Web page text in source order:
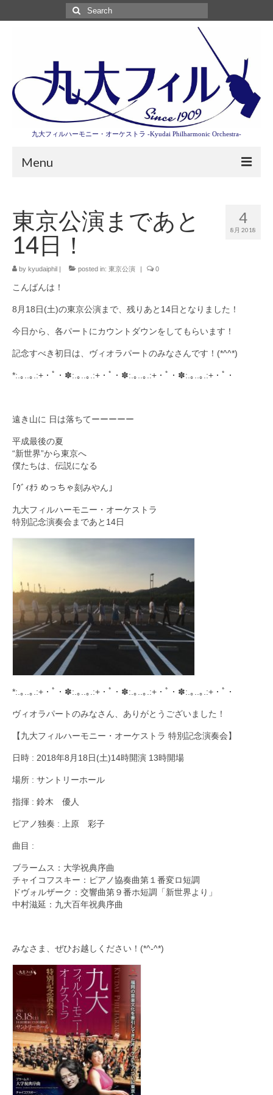
Search
for:
九大フィルハーモニー・オーケストラ -Kyudai Philharmonic Orchestra-
Menu
演奏会情報
卒業記念演奏会2027
九大フィルとは
九大フィルの歴史
出張演奏
団員専用ページ
4
8月 2018
東京公演まであと
14日！
by kyudaiphil posted in: 東京公演 0
こんばんは！
8月18日(土)の東京公演まで、残りあと14日となりました！
今日から、各パートにカウントダウンをしてもらいます！
記念すべき初日は、ヴィオラパートのみなさんです！(*^^*)
*:.｡..｡.:+・ﾟ・✽:.｡..｡.:+・ﾟ・✽:.｡..｡.:+・ﾟ・✽:.｡..｡.:+・ﾟ・
遠き山に 日は落ちてーーーーー
平成最後の夏
“新世界”から東京へ
僕たちは、伝説になる
｢ｳﾞｨｵﾗ めっちゃ刻みやん｣
九大フィルハーモニー・オーケストラ
特別記念演奏会まであと14日
*:.｡..｡.:+・ﾟ・✽:.｡..｡.:+・ﾟ・✽:.｡..｡.:+・ﾟ・✽:.｡..｡.:+・ﾟ・
ヴィオラパートのみなさん、ありがとうございました！
【九大フィルハーモニー・オーケストラ 特別記念演奏会】
日時 : 2018年8月18日(土)14時開演 13時開場
場所 : サントリーホール
指揮 : 鈴木 優人
ピアノ独奏 : 上原 彩子
曲目 :
ブラームス：大学祝典序曲
チャイコフスキー：ピアノ協奏曲第１番変ロ短調
ドヴォルザーク：交響曲第９番ホ短調「新世界より」
中村滋延：九大百年祝典序曲
みなさま、ぜひお越しください！(*^-^*)